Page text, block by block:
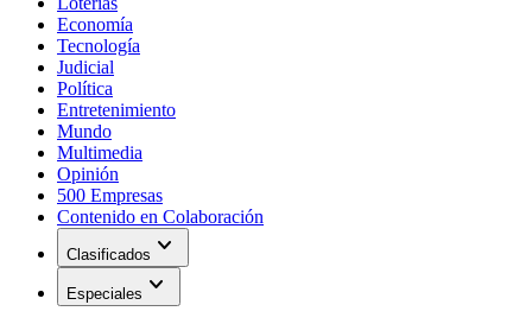
Economía
Tecnología
Judicial
Política
Entretenimiento
Mundo
Multimedia
Opinión
500 Empresas
Contenido en Colaboración
Clasificados expand_more
Especiales expand_more